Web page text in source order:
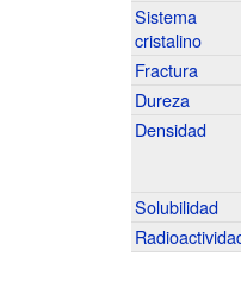
Sistema
cristalino
Fractura
Dureza
Densidad
Solubilidad